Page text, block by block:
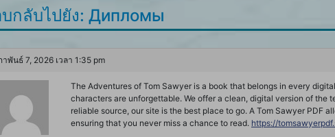
กลับไปยัง: Дипломы
าพันธ์ 7, 2026 เวลา 1:35 pm
The Adventures of Tom Sawyer is a book that belongs in every
characters are unforgettable. We offer a clean, digital version of the
reliable source, our site is the best place to go. A Tom Sawyer PDF
ensuring that you never miss a chance to read. https://